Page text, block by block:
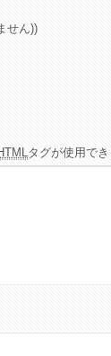
せん))
タグが使用でき